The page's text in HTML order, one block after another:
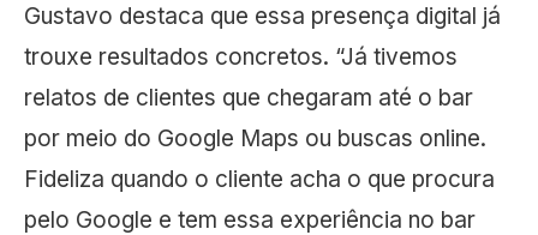
Gustavo destaca que essa presença digital já
trouxe resultados concretos. “Já tivemos
relatos de clientes que chegaram até o bar
por meio do Google Maps ou buscas online.
Fideliza quando o cliente acha o que procura
pelo Google e tem essa experiência no bar